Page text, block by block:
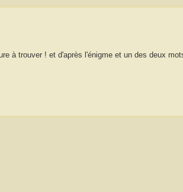
à trouver ! et d'après l'énigme et un des deux